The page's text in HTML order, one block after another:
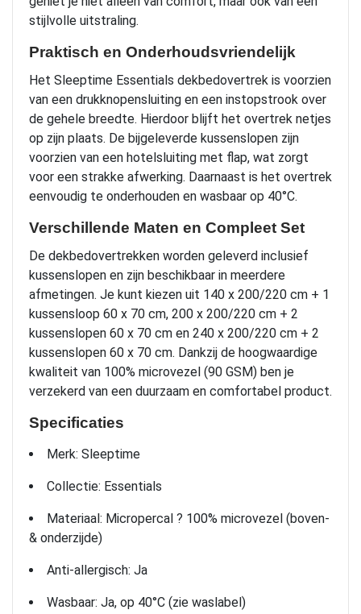
stijlvolle uitstraling.
Praktisch en Onderhoudsvriendelijk
Het Sleeptime Essentials dekbedovertrek is voorzien
van een drukknopensluiting en een instopstrook over
de gehele breedte. Hierdoor blijft het overtrek netjes
op zijn plaats. De bijgeleverde kussenslopen zijn
voorzien van een hotelsluiting met flap, wat zorgt
voor een strakke afwerking. Daarnaast is het overtrek
eenvoudig te onderhouden en wasbaar op 40°C.
Verschillende Maten en Compleet Set
De dekbedovertrekken worden geleverd inclusief
kussenslopen en zijn beschikbaar in meerdere
afmetingen. Je kunt kiezen uit 140 x 200/220 cm + 1
kussensloop 60 x 70 cm, 200 x 200/220 cm + 2
kussenslopen 60 x 70 cm en 240 x 200/220 cm + 2
kussenslopen 60 x 70 cm. Dankzij de hoogwaardige
kwaliteit van 100% microvezel (90 GSM) ben je
verzekerd van een duurzaam en comfortabel product.
Specificaties
Merk: Sleeptime
Collectie: Essentials
Materiaal: Micropercal ? 100% microvezel (boven-
& onderzijde)
Anti-allergisch: Ja
Wasbaar: Ja, op 40°C (zie waslabel)